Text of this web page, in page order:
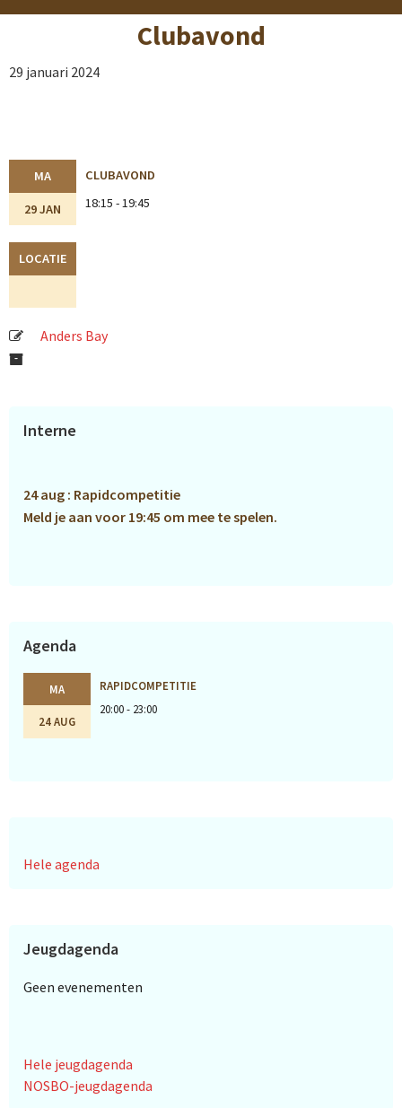
Clubavond
29 januari 2024
MA
29 JAN
CLUBAVOND
18:15 - 19:45
LOCATIE
Anders Bay
Primaire
Interne
24 aug : Rapidcompetitie
Meld je aan voor 19:45 om mee te spelen.
Agenda
MA
24 AUG
RAPIDCOMPETITIE
20:00 - 23:00
Hele agenda
Jeugdagenda
Geen evenementen
Hele jeugdagenda
NOSBO-jeugdagenda